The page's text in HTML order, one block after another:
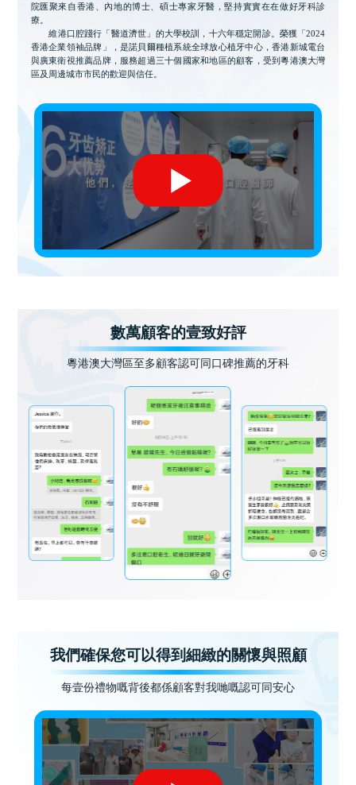
院匯聚來自香港、內地的博士、碩士專家牙醫，堅持實實在在做好牙科診
療。
維港口腔踐行「醫道濟世」的大學校訓，十六年穩定開診。榮獲「2024
香港企業領袖品牌」，是諾貝爾種植系統全球放心植牙中心，香港新城電台
與廣東衛視推薦品牌，服務超過三十個國家和地區的顧客，受到粵港澳大灣
區及周邊城市市民的歡迎與信任。
數萬顧客的壹致好評
粵港澳大灣區至多顧客認可同口碑推薦的牙科
我們確保您可以得到細緻的關懷與照顧
每壹份禮物嘅背後都係顧客對我哋嘅認可同安心